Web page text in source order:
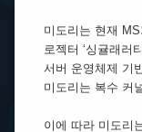
미도리는 현재
로젝터 ‘싱귤래러
서버 운영체제 기
미도리는 복수 커
이에 따라 미도리